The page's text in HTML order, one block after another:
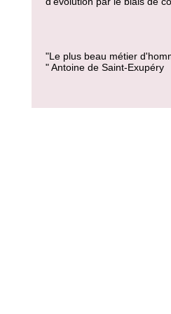
"Le plus beau métier
" Antoine de Saint-Exupéry